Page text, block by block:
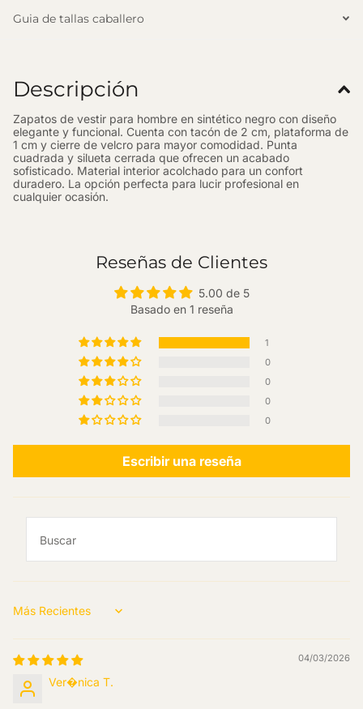
Guia de tallas caballero
Descripción
Zapatos de vestir para hombre en sintético negro con diseño
elegante y funcional. Cuenta con tacón de 2 cm, plataforma de
1 cm y cierre de velcro para mayor comodidad. Punta
cuadrada y silueta cerrada que ofrecen un acabado
sofisticado. Material interior acolchado para un confort
duradero. La opción perfecta para lucir profesional en
cualquier ocasión.
Reseñas de Clientes
5.00 de 5
Basado en 1 reseña
1
0
0
0
0
Escribir una reseña
Sort by
04/03/2026
Ver�nica T.